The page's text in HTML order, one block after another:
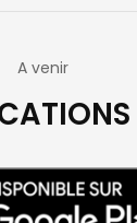
A venir